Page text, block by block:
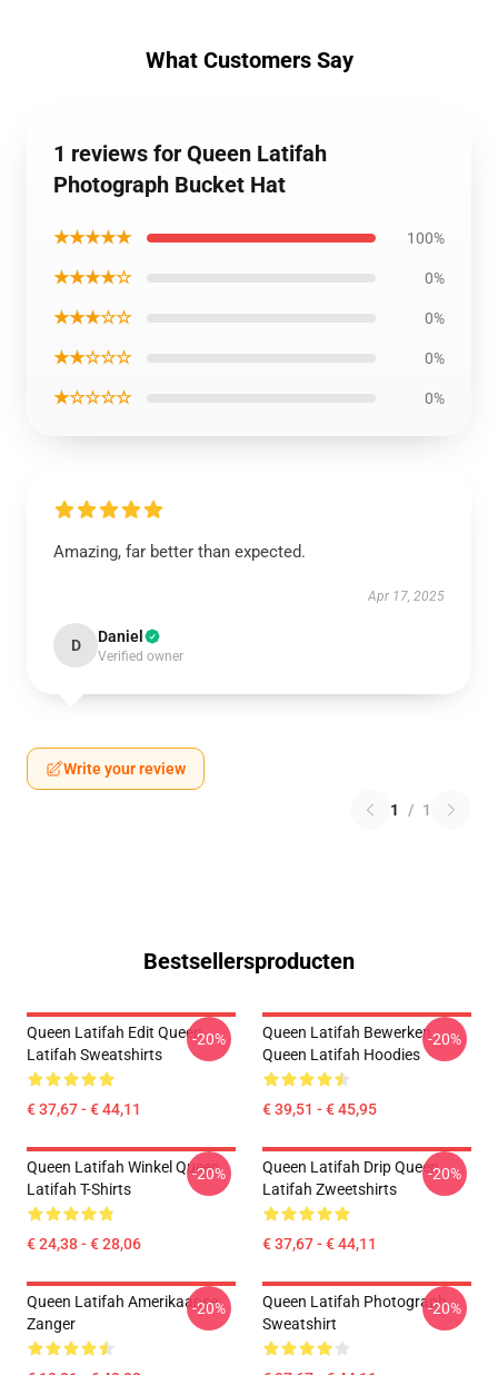
What Customers Say
1 reviews for Queen Latifah
Photograph Bucket Hat
★★★★★ 100%
★★★★☆ 0%
★★★☆☆ 0%
★★☆☆☆ 0%
★☆☆☆☆ 0%
Amazing, far better than expected.
Apr 17, 2025
D Daniel
Verified owner
Write your review
1 / 1
Bestsellersproducten
Queen Latifah Edit Queen
Latifah Sweatshirts
€ 37,67 - € 44,11
-20%
Queen Latifah Bewerken
Queen Latifah Hoodies
€ 39,51 - € 45,95
-20%
Queen Latifah Winkel Queen
Latifah T-Shirts
€ 24,38 - € 28,06
-20%
Queen Latifah Drip Queen
Latifah Zweetshirts
€ 37,67 - € 44,11
-20%
Queen Latifah Amerikaanse
Zanger
-20%
Queen Latifah Photograph
Sweatshirt
-20%